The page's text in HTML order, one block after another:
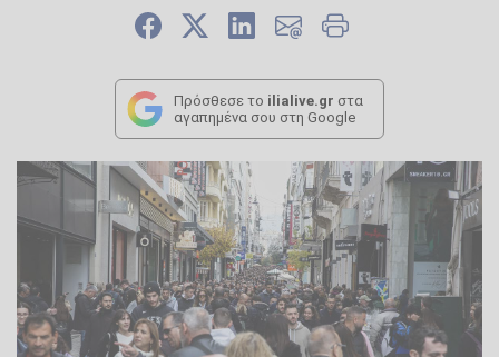
Πρόσθεσε το ilialive.gr στα
αγαπημένα σου στη Google